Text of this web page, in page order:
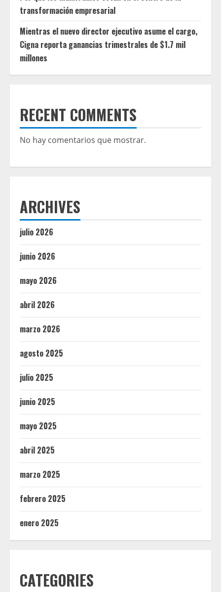
transformación empresarial
Mientras el nuevo director ejecutivo asume el cargo,
Cigna reporta ganancias trimestrales de $1.7 mil
millones
RECENT COMMENTS
No hay comentarios que mostrar.
ARCHIVES
julio 2026
junio 2026
mayo 2026
abril 2026
marzo 2026
agosto 2025
julio 2025
junio 2025
mayo 2025
abril 2025
marzo 2025
febrero 2025
enero 2025
CATEGORIES